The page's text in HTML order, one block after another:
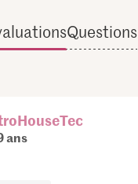
Questions
ans